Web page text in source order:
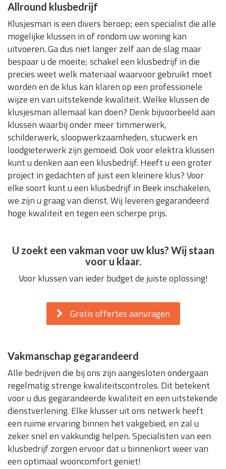
Allround klusbedrijf
Klusjesman is een divers beroep; een specialist die alle
mogelijke klussen in of rondom uw woning kan
uitvoeren. Ga dus niet langer zelf aan de slag maar
bespaar u de moeite; schakel een klusbedrijf in die
precies weet welk materiaal waarvoor gebruikt moet
worden en de klus kan klaren op een professionele
wijze en van uitstekende kwaliteit. Welke klussen de
klusjesman allemaal kan doen? Denk bijvoorbeeld aan
klussen waarbij onder meer timmerwerk,
schilderwerk, sloopwerkzaamheden, stucwerk en
loodgieterwerk zijn gemoeid. Ook voor elektra klussen
kunt u denken aan een klusbedrijf. Heeft u een groter
project in gedachten of juist een kleinere klus? Voor
elke soort kunt u een klusbedrijf in Beek inschakelen,
we zijn u graag van dienst. Wij leveren gegarandeerd
hoge kwaliteit en tegen een scherpe prijs.
U zoekt een vakman voor uw klus? Wij staan
voor u klaar.
Voor klussen van ieder budget de juiste oplossing!
Gratis offertes aanvragen
Vakmanschap gegarandeerd
Alle bedrijven die bij ons zijn aangesloten ondergaan
regelmatig strenge kwaliteitscontroles. Dit betekent
voor u dus gegarandeerde kwaliteit en een uitstekende
dienstverlening. Elke klusser uit ons netwerk heeft
een ruime ervaring binnen het vakgebied, en zal u
zeker snel en vakkundig helpen. Specialisten van een
klusbedrijf zorgen ervoor dat u binnenkort weer van
een optimaal wooncomfort geniet!